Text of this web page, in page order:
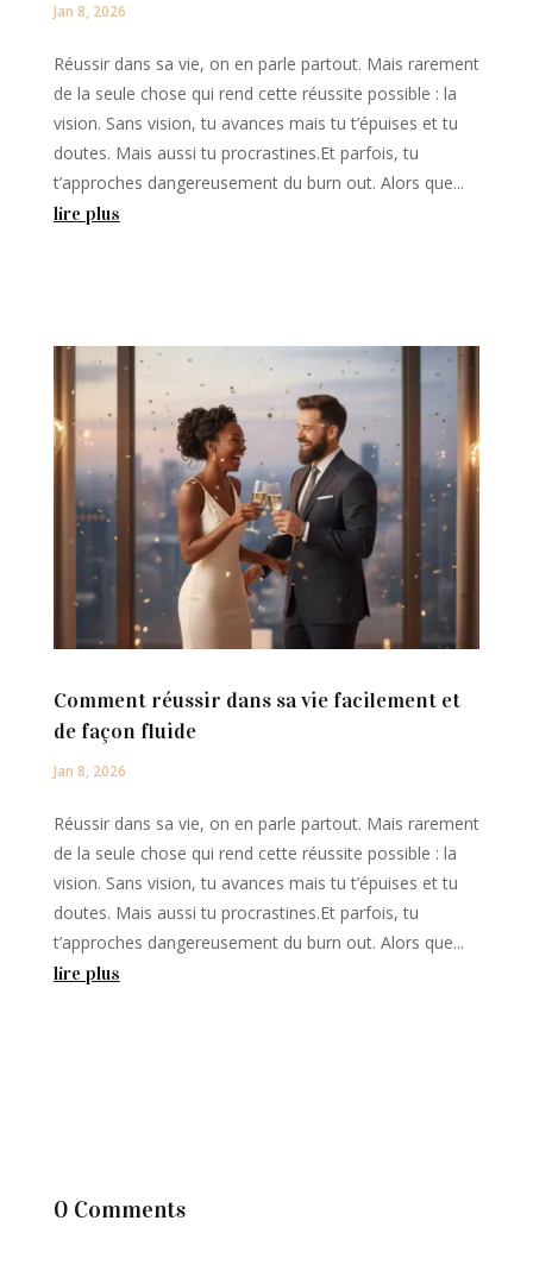
Jan 8, 2026
Réussir dans sa vie, on en parle partout. Mais rarement
de la seule chose qui rend cette réussite possible : la
vision. Sans vision, tu avances mais tu t’épuises et tu
doutes. Mais aussi tu procrastines.Et parfois, tu
t’approches dangereusement du burn out. Alors que...
lire plus
Comment réussir dans sa vie facilement et
de façon fluide
Jan 8, 2026
Réussir dans sa vie, on en parle partout. Mais rarement
de la seule chose qui rend cette réussite possible : la
vision. Sans vision, tu avances mais tu t’épuises et tu
doutes. Mais aussi tu procrastines.Et parfois, tu
t’approches dangereusement du burn out. Alors que...
lire plus
0 Comments